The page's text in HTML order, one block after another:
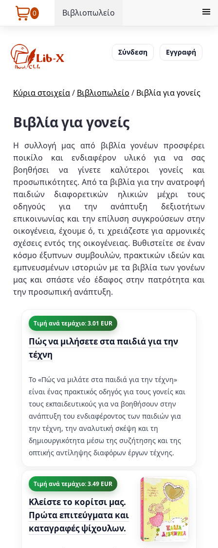
0 Βιβλιοπωλείο
Σύνδεση Εγγραφή
Κύρια στοιχεία/ Βιβλιοπωλείο / Βιβλία για γονείς
Βιβλία για γονείς
Η συλλογή μας από βιβλία γονέων προσφέρει
ποικίλο και ενδιαφέρον υλικό για να σας
βοηθήσει να γίνετε καλύτεροι γονείς και
προσωπικότητες. Από τα βιβλία για την ανατροφή
παιδιών διαφορετικών ηλικιών μέχρι τους
οδηγούς για την ανάπτυξη δεξιοτήτων
επικοινωνίας και την επίλυση συγκρούσεων στην
οικογένεια, έχουμε ό, τι χρειάζεστε για αρμονικές
σχέσεις εντός της οικογένειας. Βυθιστείτε σε έναν
κόσμο έξυπνων συμβουλών, πρακτικών ιδεών και
εμπνευσμένων ιστοριών με τα βιβλία των γονέων
μας και σπάστε νέο έδαφος στην πατρότητα και
την προσωπική ανάπτυξη.
Τιμή ανά τεμάχιο: 3.01 EUR
Πώς να μιλήσετε στα παιδιά για την
τέχνη
Το «Πώς να μιλάτε στα παιδιά για την τέχνη»
είναι ένας πρακτικός οδηγός για τους γονείς και
τους εκπαιδευτικούς για να βοηθήσουν στην
ανάπτυξη του ενδιαφέροντος των παιδιών για
την τέχνη, την αναλυτική σκέψη και τη
δημιουργικότητα μέσω της συζήτησης και της
οπτικής αντίληψης διαφόρων έργων τέχνης.
Τιμή ανά τεμάχιο: 3.49 EUR
Κλείστε το κορίτσι μας.
Πρώτα επιτεύγματα και
καταγραφές ψίχουλων.